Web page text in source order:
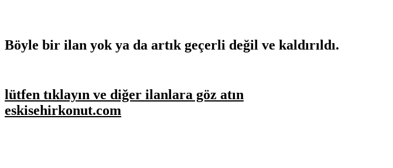
Böyle bir ilan yok ya da artık geçerli değil ve kaldırıldı.
lütfen tıklayın ve diğer ilanlara göz atın
eskisehirkonut.com